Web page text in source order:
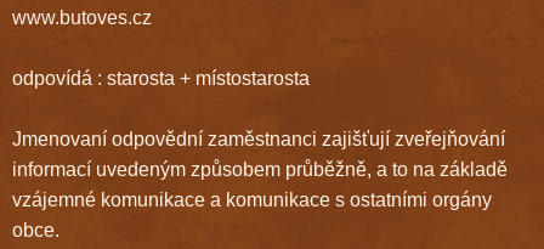
www.butoves.cz
odpovídá : starosta + místostarosta
Jmenovaní odpovědní zaměstnanci zajišťují zveřejňování
informací uvedeným způsobem průběžně, a to na základě
vzájemné komunikace a komunikace s ostatními orgány
obce.